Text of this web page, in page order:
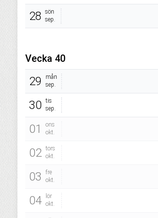
28
sön
sep.
Vecka 40
29
mån
sep.
30 tis
sep.
01
ons
okt.
02 tors
okt.
03
fre
okt.
04
lör
okt.